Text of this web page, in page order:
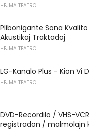
HEJMA TEATRO
Plibonigante Sona
Akustikaj Traktadoj
HEJMA TEATRO
LG-Kanalo Plus - Kion Vi
HEJMA TEATRO
DVD-Recordilo / VHS-
registradon / malmolajn